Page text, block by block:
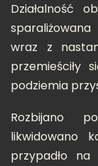
Działalność
wraz z
przemieściły
podziemia
Rozbijano
likwidowano
przypadło